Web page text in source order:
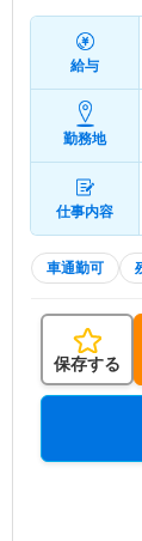
給与
勤務地
仕事内容
車通勤可
保存する